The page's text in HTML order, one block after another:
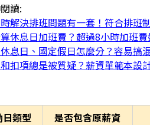
讀:
解決排班問題有一套！符合排班
休息日加班費？超過8小時加班費
息日、國定假日怎麼分？容易搞
扣項總是被質疑？薪資單範本設
日類型 是否包含原薪資